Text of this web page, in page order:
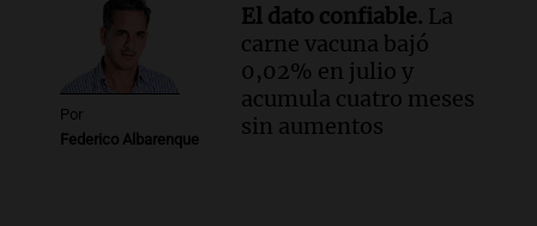
Por
Federico Albarenque
El dato confiable. La
carne vacuna bajó
0,02% en julio y
acumula cuatro meses
sin aumentos